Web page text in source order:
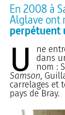
En 2008 à
Alglave ont
perpétuent
U
ne
dans
nom :
Samson,
carrelages et
pays de Bray.